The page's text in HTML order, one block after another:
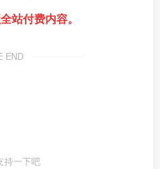
站付费内容。
END
持一下吧